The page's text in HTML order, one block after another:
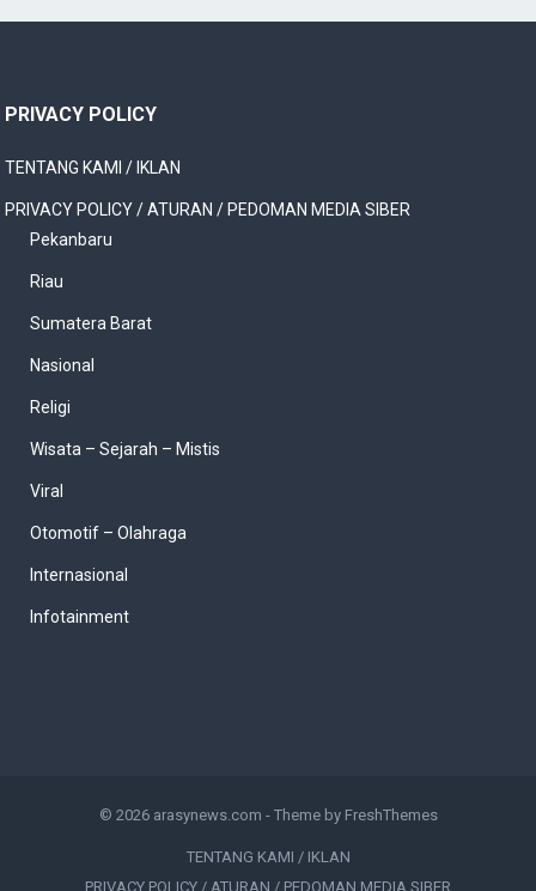
PRIVACY POLICY
TENTANG KAMI / IKLAN
PRIVACY POLICY / ATURAN / PEDOMAN MEDIA SIBER
Pekanbaru
Riau
Sumatera Barat
Nasional
Religi
Wisata – Sejarah – Mistis
Viral
Otomotif – Olahraga
Internasional
Infotainment
© 2026 arasynews.com - Theme by FreshThemes
TENTANG KAMI / IKLAN
PRIVACY POLICY / ATURAN / PEDOMAN MEDIA SIBER